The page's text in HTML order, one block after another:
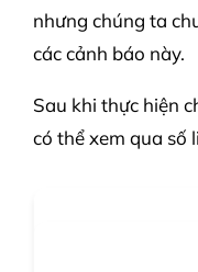
nhưng chúng ta
các cảnh báo này.
Sau khi thực hiện
có thể xem qua số